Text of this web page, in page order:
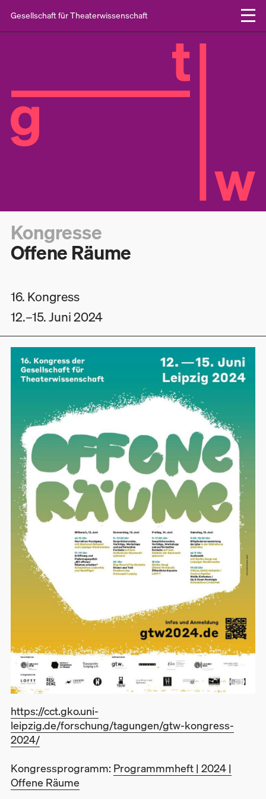
Gesellschaft für Theaterwissenschaft
Kongresse
Offene Räume
16. Kongress
12.–15. Juni 2024
https://cct.gko.uni-
leipzig.de/forschung/tagungen/gtw-kongress-
2024/
Kongressprogramm: Programmmheft | 2024 |
Offene Räume